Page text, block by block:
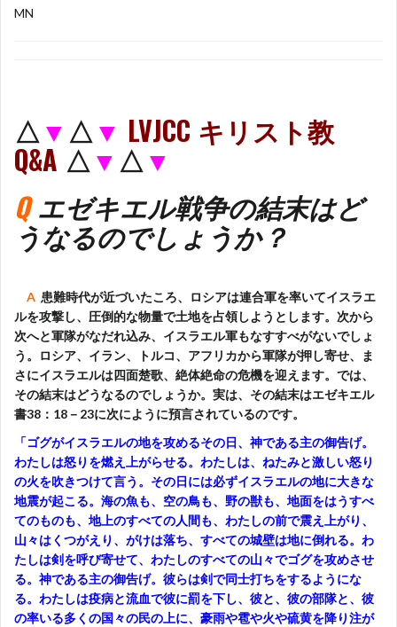
MN
△▼ △▼ LVJCC キリスト教
Q&A △▼ △▼
Qエゼキエル戦争の結末はど
うなるのでしょうか？
A 患難時代が近づいたころ、ロシアは連合軍を率いてイスラエ
ルを攻撃し、圧倒的な物量で土地を占領しようとします。次から
次へと軍隊がなだれ込み、イスラエル軍もなすすべがないでしょ
う。ロシア、イラン、トルコ、アフリカから軍隊が押し寄せ、ま
さにイスラエルは四面楚歌、絶体絶命の危機を迎えます。では、
その結末はどうなるのでしょうか。実は、その結末はエゼキエル
書38：18－23に次にように預言されているのです。
「ゴグがイスラエルの地を攻めるその日、神である主の御告げ。
わたしは怒りを燃え上がらせる。わたしは、ねたみと激しい怒り
の火を吹きつけて言う。その日には必ずイスラエルの地に大きな
地震が起こる。海の魚も、空の鳥も、野の獣も、地面をはうすべ
てのものも、地上のすべての人間も、わたしの前で震え上がり、
山々はくつがえり、がけは落ち、すべての城壁は地に倒れる。わ
たしは剣を呼び寄せて、わたしのすべての山々でゴグを攻めさせ
る。神である主の御告げ。彼らは剣で同士打ちをするようにな
る。わたしは疫病と流血で彼に罰を下し、彼と、彼の部隊と、彼
の率いる多くの国々の民の上に、豪雨や雹や火や硫黄を降り注が